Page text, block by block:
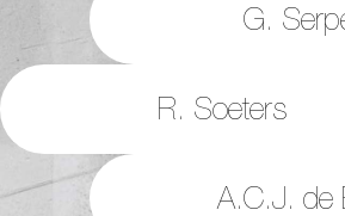
G.
R. Soeters
A.C.J. de